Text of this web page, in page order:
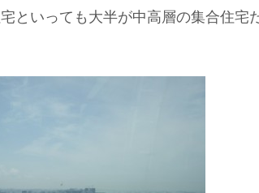
といっても大半が中高層の集合住宅